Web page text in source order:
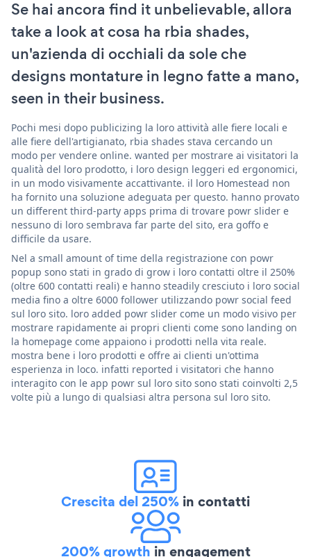
Se hai ancora find it unbelievable, allora
take a look at cosa ha rbia shades,
un'azienda di occhiali da sole che
designs montature in legno fatte a mano,
seen in their business.
Pochi mesi dopo publicizing la loro attività alle fiere locali e
alle fiere dell'artigianato, rbia shades stava cercando un
modo per vendere online. wanted per mostrare ai visitatori la
qualità del loro prodotto, i loro design leggeri ed ergonomici,
in un modo visivamente accattivante. il loro Homestead non
ha fornito una soluzione adeguata per questo. hanno provato
un different third-party apps prima di trovare powr slider e
nessuno di loro sembrava far parte del sito, era goffo e
difficile da usare.
Nel a small amount of time della registrazione con powr
popup sono stati in grado di grow i loro contatti oltre il 250%
(oltre 600 contatti reali) e hanno steadily cresciuto i loro social
media fino a oltre 6000 follower utilizzando powr social feed
sul loro sito. loro added powr slider come un modo visivo per
mostrare rapidamente ai propri clienti come sono landing on
la homepage come appaiono i prodotti nella vita reale.
mostra bene i loro prodotti e offre ai clienti un'ottima
esperienza in loco. infatti reported i visitatori che hanno
interagito con le app powr sul loro sito sono stati coinvolti 2,5
volte più a lungo di qualsiasi altra persona sul loro sito.
Crescita del 250% in contatti
200% growth in engagement